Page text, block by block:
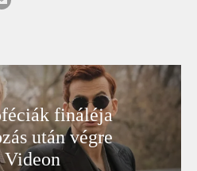
fináléja
után végre
Videon